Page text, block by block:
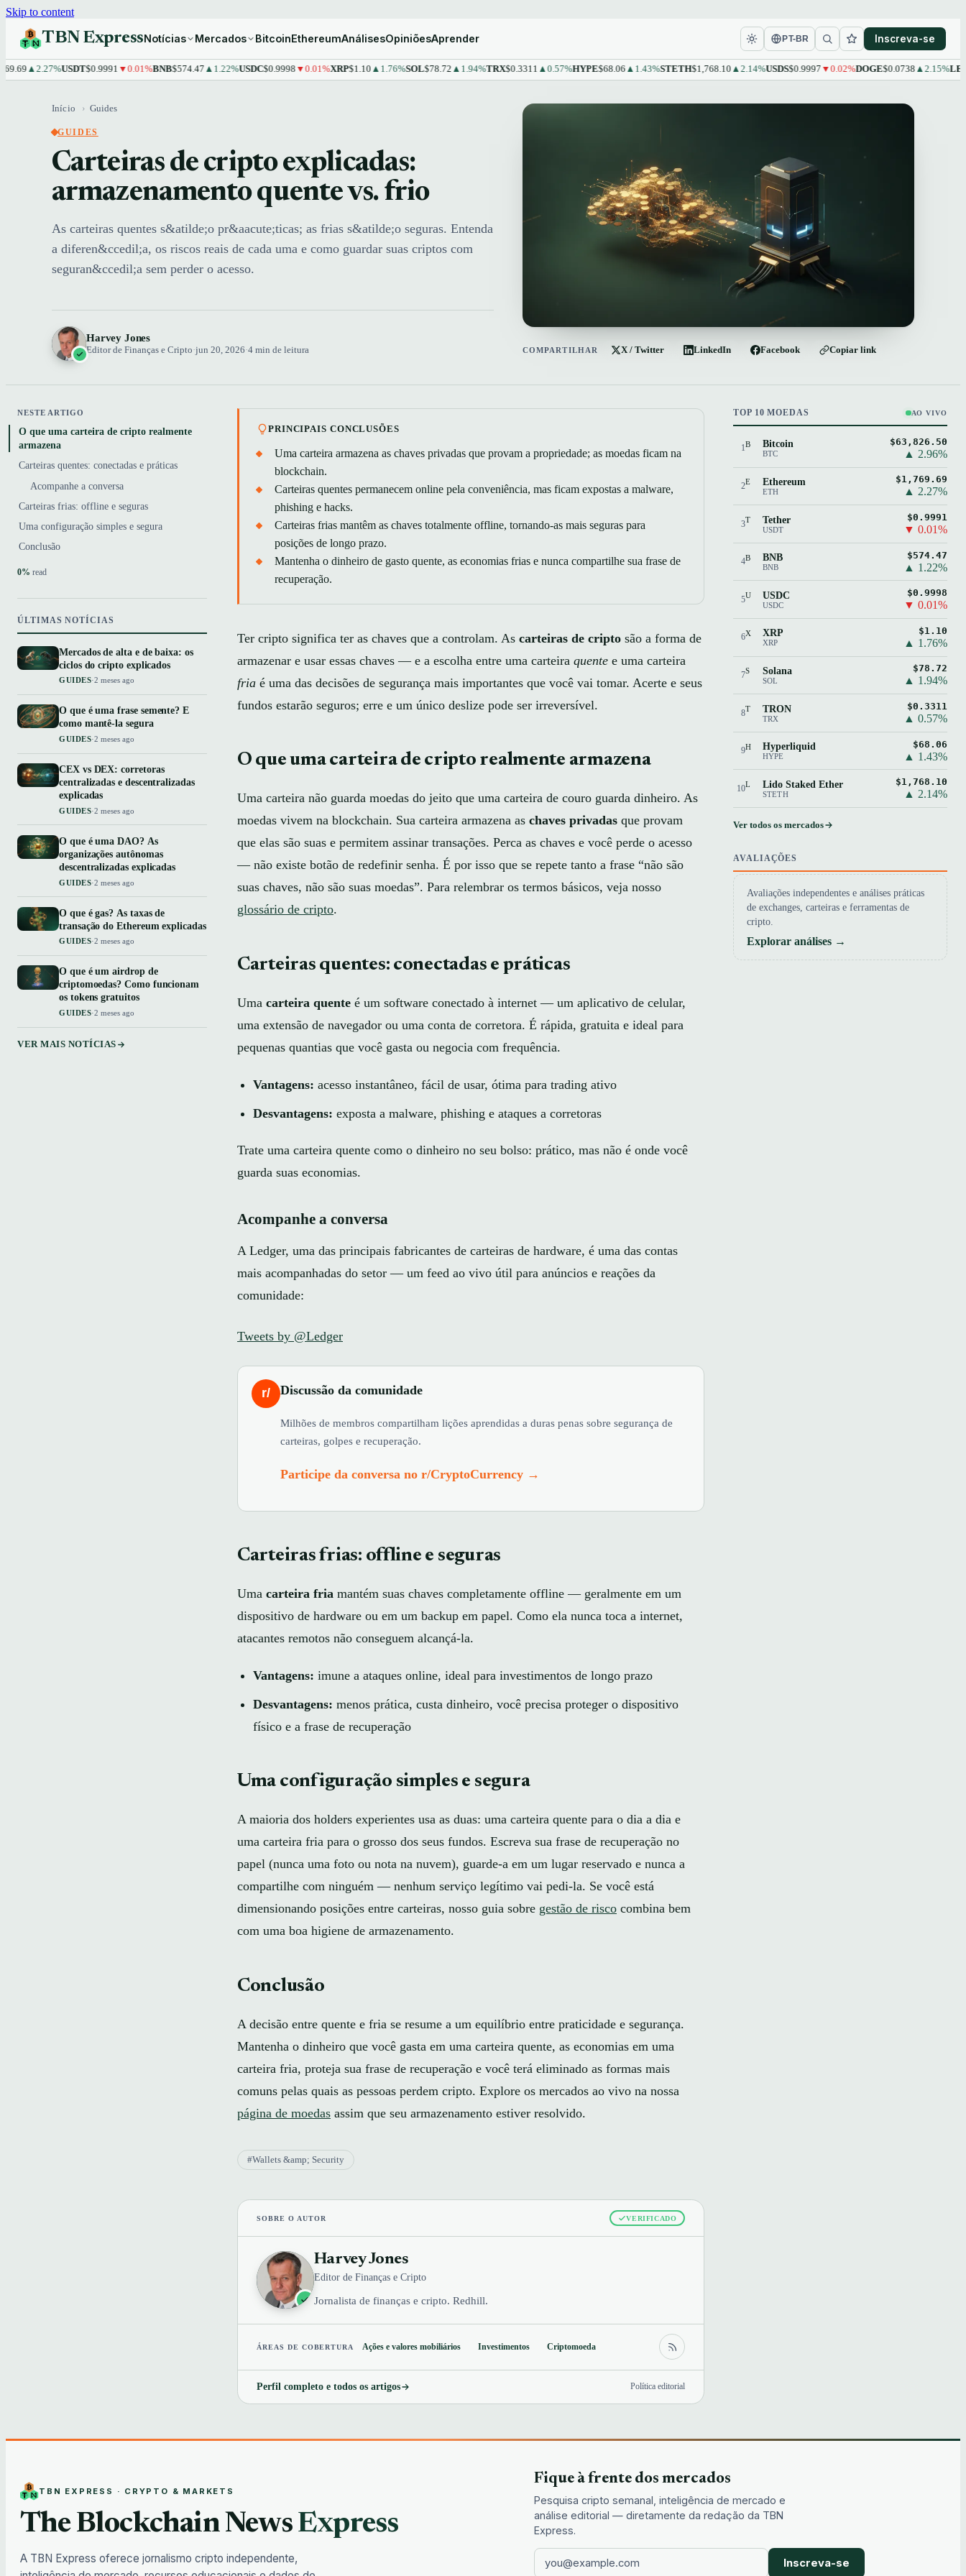
Skip to content
TBN ExpressNotícias Mercados BitcoinEthereumAnálisesOpiniõesAprender PT-BR Inscreva-se
▲2.27%USDT$0.9991▼0.01%BNB$574.47▲1.22% USDC$0.9998▼0.01%XRP$1.10▲1.76% SOL$78.72▲1.94% TRX$0.3311▲0.57%HYPE$68.06▲1.43% STETH$1,768.10▲2.14%USDS$0.9997▼0.02%DOGE$0.0738▲2.15%LEO
Início › Guides
GUIDES
Carteiras de cripto explicadas:
armazenamento quente vs. frio
As carteiras quentes s&atilde;o pr&aacute;ticas; as frias s&atilde;o seguras. Entenda
a diferen&ccedil;a, os riscos reais de cada uma e como guardar suas criptos com
seguran&ccedil;a sem perder o acesso.
Harvey Jones
Editor de Finanças e Cripto·jun 20, 2026·4 min de leitura COMPARTILHAR X / Twitter LinkedIn Facebook Copiar link
NESTE ARTIGO
O que uma carteira de cripto realmente
armazena
Carteiras quentes: conectadas e práticas
Acompanhe a conversa
Carteiras frias: offline e seguras
Uma configuração simples e segura
Conclusão
0% read
ÚLTIMAS NOTÍCIAS
Mercados de alta e de baixa: os
ciclos do cripto explicados
GUIDES·2 meses ago
O que é uma frase semente? E
como mantê-la segura
GUIDES·2 meses ago
CEX vs DEX: corretoras
centralizadas e descentralizadas
explicadas
GUIDES·2 meses ago
O que é uma DAO? As
organizações autônomas
descentralizadas explicadas
GUIDES·2 meses ago
O que é gas? As taxas de
transação do Ethereum explicadas
GUIDES·2 meses ago
O que é um airdrop de
criptomoedas? Como funcionam
os tokens gratuitos
GUIDES·2 meses ago
VER MAIS NOTÍCIAS
PRINCIPAIS CONCLUSÕES
Uma carteira armazena as chaves privadas que provam a propriedade; as moedas ficam na
blockchain.
Carteiras quentes permanecem online pela conveniência, mas ficam expostas a malware,
phishing e hacks.
Carteiras frias mantêm as chaves totalmente offline, tornando-as mais seguras para
posições de longo prazo.
Mantenha o dinheiro de gasto quente, as economias frias e nunca compartilhe sua frase de
recuperação.
Ter cripto significa ter as chaves que a controlam. As carteiras de cripto são a forma de
armazenar e usar essas chaves — e a escolha entre uma carteira quente e uma carteira
fria é uma das decisões de segurança mais importantes que você vai tomar. Acerte e seus
fundos estarão seguros; erre e um único deslize pode ser irreversível.
O que uma carteira de cripto realmente armazena
Uma carteira não guarda moedas do jeito que uma carteira de couro guarda dinheiro. As
moedas vivem na blockchain. Sua carteira armazena as chaves privadas que provam
que elas são suas e permitem assinar transações. Perca as chaves e você perde o acesso
— não existe botão de redefinir senha. É por isso que se repete tanto a frase “não são
suas chaves, não são suas moedas”. Para relembrar os termos básicos, veja nosso
glossário de cripto.
Carteiras quentes: conectadas e práticas
Uma carteira quente é um software conectado à internet — um aplicativo de celular,
uma extensão de navegador ou uma conta de corretora. É rápida, gratuita e ideal para
pequenas quantias que você gasta ou negocia com frequência.
Vantagens: acesso instantâneo, fácil de usar, ótima para trading ativo
Desvantagens: exposta a malware, phishing e ataques a corretoras
Trate uma carteira quente como o dinheiro no seu bolso: prático, mas não é onde você
guarda suas economias.
Acompanhe a conversa
A Ledger, uma das principais fabricantes de carteiras de hardware, é uma das contas
mais acompanhadas do setor — um feed ao vivo útil para anúncios e reações da
comunidade:
Tweets by @Ledger
r/ Discussão da comunidade
Milhões de membros compartilham lições aprendidas a duras penas sobre segurança de
carteiras, golpes e recuperação.
Participe da conversa no r/CryptoCurrency →
Carteiras frias: offline e seguras
Uma carteira fria mantém suas chaves completamente offline — geralmente em um
dispositivo de hardware ou em um backup em papel. Como ela nunca toca a internet,
atacantes remotos não conseguem alcançá-la.
Vantagens: imune a ataques online, ideal para investimentos de longo prazo
Desvantagens: menos prática, custa dinheiro, você precisa proteger o dispositivo
físico e a frase de recuperação
Uma configuração simples e segura
A maioria dos holders experientes usa as duas: uma carteira quente para o dia a dia e
uma carteira fria para o grosso dos seus fundos. Escreva sua frase de recuperação no
papel (nunca uma foto ou nota na nuvem), guarde-a em um lugar reservado e nunca a
compartilhe com ninguém — nenhum serviço legítimo vai pedi-la. Se você está
dimensionando posições entre carteiras, nosso guia sobre gestão de risco combina bem
com uma boa higiene de armazenamento.
Conclusão
A decisão entre quente e fria se resume a um equilíbrio entre praticidade e segurança.
Mantenha o dinheiro que você gasta em uma carteira quente, as economias em uma
carteira fria, proteja sua frase de recuperação e você terá eliminado as formas mais
comuns pelas quais as pessoas perdem cripto. Explore os mercados ao vivo na nossa
página de moedas assim que seu armazenamento estiver resolvido.
#Wallets &amp; Security
SOBRE O AUTOR VERIFICADO
Harvey Jones
Editor de Finanças e Cripto
Jornalista de finanças e cripto. Redhill.
ÁREAS DE COBERTURA Ações e valores mobiliários Investimentos Criptomoeda
Perfil completo e todos os artigos Política editorial
TOP 10 MOEDAS AO VIVO
1B Bitcoin
BTC
$63,826.50
▲ 2.96%
2E Ethereum
ETH
$1,769.69
▲ 2.27%
3T Tether
USDT
$0.9991
▼ 0.01%
4B BNB
BNB
$574.47
▲ 1.22%
5U USDC
USDC
$0.9998
▼ 0.01%
6X XRP
XRP
$1.10
▲ 1.76%
7S Solana
SOL
$78.72
▲ 1.94%
8T TRON
TRX
$0.3311
▲ 0.57%
9H Hyperliquid
HYPE
$68.06
▲ 1.43%
10L Lido Staked Ether
STETH
$1,768.10
▲ 2.14%
Ver todos os mercados
AVALIAÇÕES
Avaliações independentes e análises práticas
de exchanges, carteiras e ferramentas de
cripto.
Explorar análises →
TBN EXPRESS · CRYPTO & MARKETS
The Blockchain News Express
A TBN Express oferece jornalismo cripto independente,
Fique à frente dos mercados
Pesquisa cripto semanal, inteligência de mercado e
análise editorial — diretamente da redação da TBN
Express.
Inscreva-se